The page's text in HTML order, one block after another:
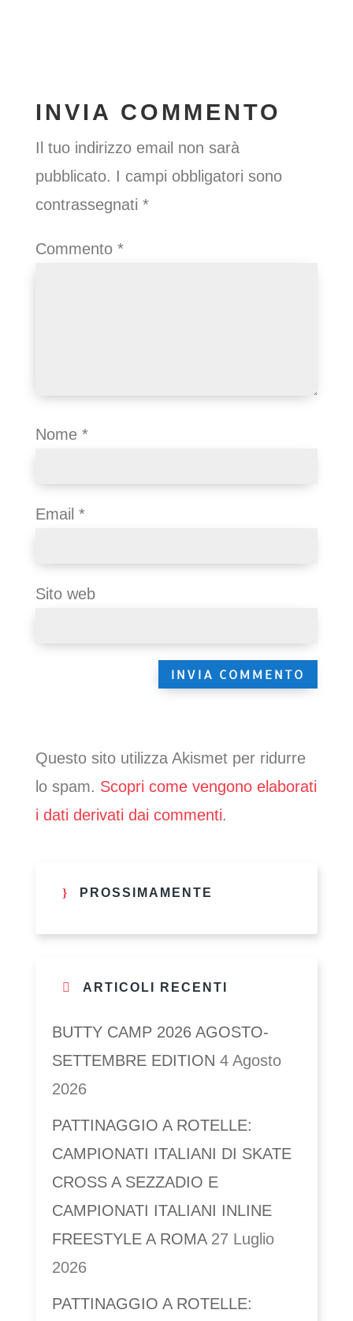
INVIA COMMENTO
Il tuo indirizzo email non sarà
pubblicato. I campi obbligatori sono
contrassegnati *
Commento *
Nome *
Email *
Sito web
Questo sito utilizza Akismet per ridurre
lo spam. Scopri come vengono elaborati
i dati derivati dai commenti.
PROSSIMAMENTE
ARTICOLI RECENTI
BUTTY CAMP 2026 AGOSTO-
SETTEMBRE EDITION 4 Agosto
2026
PATTINAGGIO A ROTELLE:
CAMPIONATI ITALIANI DI SKATE
CROSS A SEZZADIO E
CAMPIONATI ITALIANI INLINE
FREESTYLE A ROMA 27 Luglio
2026
PATTINAGGIO A ROTELLE: